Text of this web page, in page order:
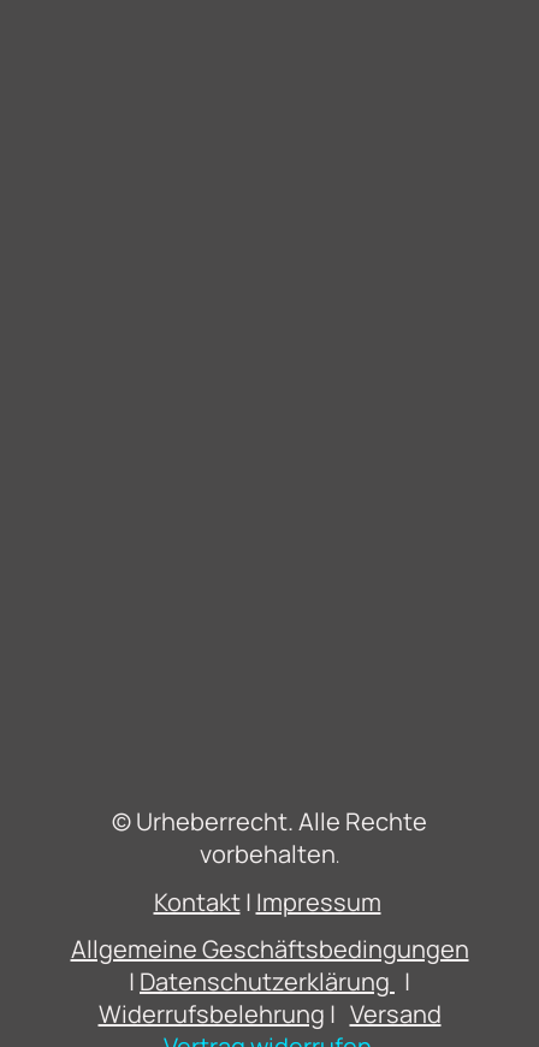
© Urheberrecht. Alle Rechte
vorbehalten.
Kontakt| Impressum
Allgemeine Geschäftsbedingungen
| Datenschutzerklärung |
Widerrufsbelehrung | Versand